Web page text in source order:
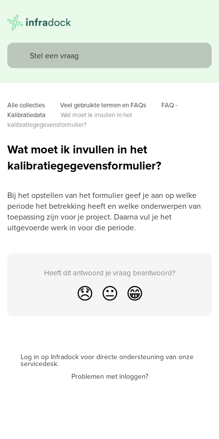
Alle collecties Veel gebruikte termen en FAQs
FAQ -
Kalibratiedata
Wat moet ik invullen in het
kalibratiegegevensformulier?
Wat moet ik invullen in het
kalibratiegegevensformulier?
Bij het opstellen van het formulier geef je aan op welke
periode het betrekking heeft en welke onderwerpen van
toepassing zijn voor je project. Daarna vul je het
uitgevoerde werk in voor die periode.
Heeft dit antwoord je vraag beantwoord?
😞 😐 😁
Log in op Infradock voor directe ondersteuning van onze
servicedesk.
Problemen met inloggen?